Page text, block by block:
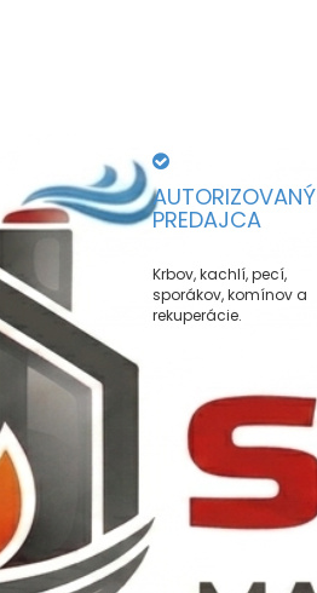
AUTORIZOVANÝ
PREDAJCA
Krbov, kachlí, pecí,
sporákov, komínov a
rekuperácie.